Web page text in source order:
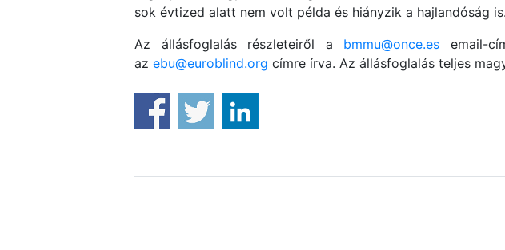
sok évtized alatt nem volt példa és hiányzik a hajlandóság is.
Az állásfoglalás részleteiről a bmmu@once.es email-
az ebu@euroblind.org címre írva. Az állásfoglalás teljes